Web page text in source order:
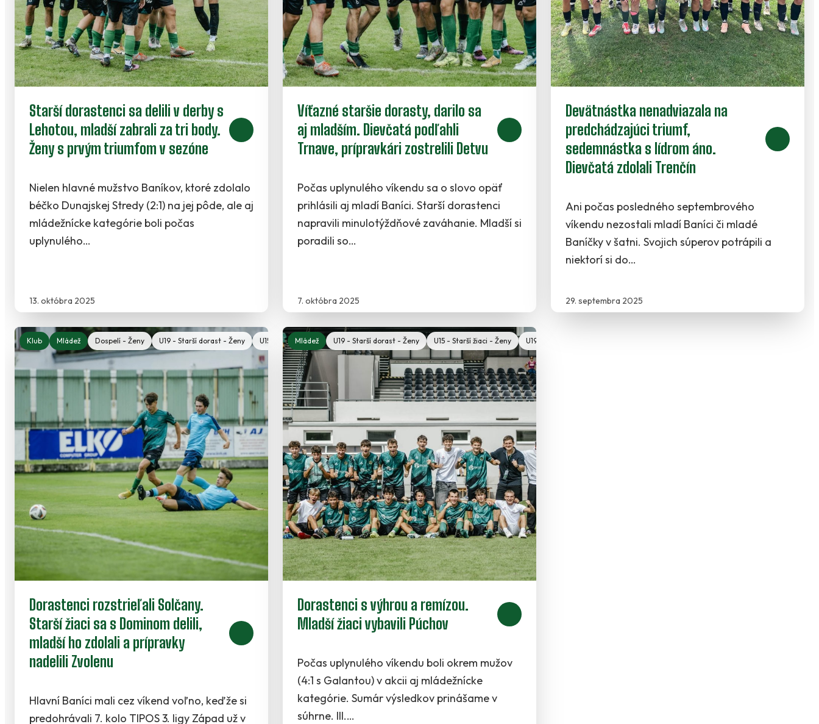
Starší dorastenci sa delili v derby s
Lehotou, mladší zabrali za tri body.
Ženy s prvým triumfom v sezóne
13. októbra 2025
Nielen hlavné mužstvo Baníkov, ktoré zdolalo
béčko Dunajskej Stredy (2:1) na jej pôde, ale aj
mládežnícke kategórie boli počas
uplynulého…
Víťazné staršie dorasty, darilo sa
aj mladším. Dievčatá podľahli
Trnave, prípravkári zostrelili Detvu
7. októbra 2025
Počas uplynulého víkendu sa o slovo opäť
prihlásili aj mladí Baníci. Starší dorastenci
napravili minulotýždňové zaváhanie. Mladší si
poradili so…
Devätnástka nenadviazala na
predchádzajúci triumf,
sedemnástka s lídrom áno.
Dievčatá zdolali Trenčín
29. septembra 2025
Ani počas posledného septembrového
víkendu nezostali mladí Baníci či mladé
Baníčky v šatni. Svojich súperov potrápili a
niektorí si do…
Klub Mládež Dospelí - Ženy U19 - Starší dorast - Ženy U15 - Starší žiaci - Ženy U19 - Starší dorast U17 - Mladší dorast U15 - Starší žiaci
Dorastenci rozstrieľali Solčany.
Starší žiaci sa s Dominom delili,
mladší ho zdolali a prípravky
nadelili Zvolenu
Hlavní Baníci mali cez víkend voľno, keďže si
predohrávali 7. kolo TIPOS 3. ligy Západ už v
Mládež U19 - Starší dorast - Ženy U15 - Starší žiaci - Ženy U19 - Starší dorast
Dorastenci s výhrou a remízou.
Mladší žiaci vybavili Púchov
Počas uplynulého víkendu boli okrem mužov
(4:1 s Galantou) v akcii aj mládežnícke
kategórie. Sumár výsledkov prinášame v
súhrne. III.…